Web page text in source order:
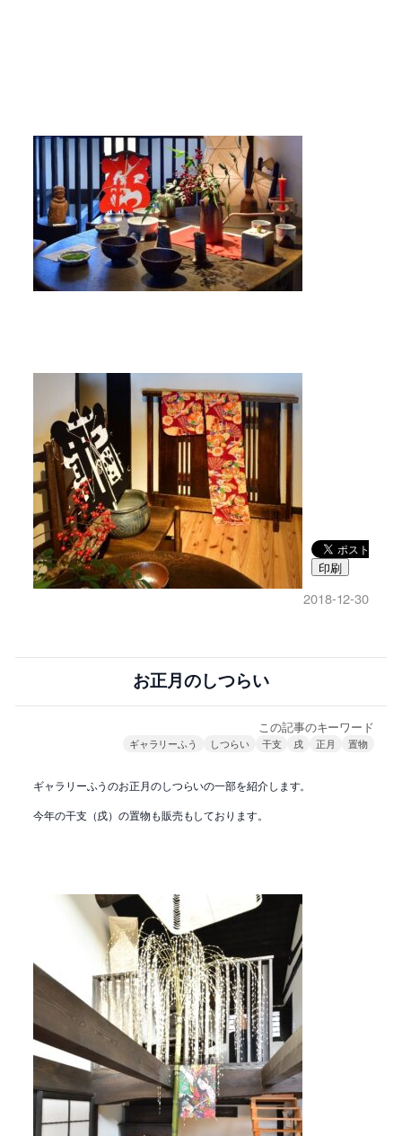
印刷
2018-12-30
お正月のしつらい
この記事のキーワード
ギャラリーふう しつらい 干支 戌 正月 置物
ギャラリーふうのお正月のしつらいの一部を紹介します。
今年の干支（戌）の置物も販売もしております。